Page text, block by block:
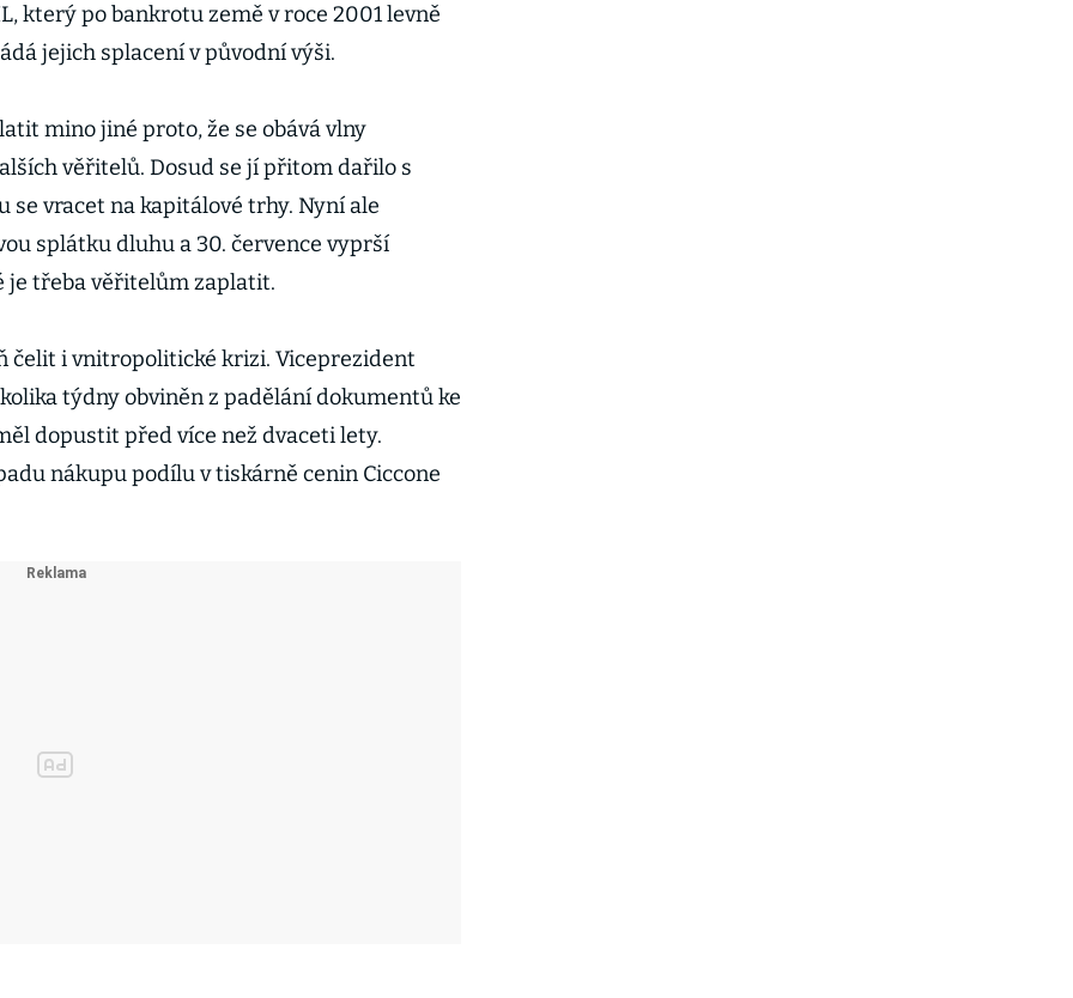
který po bankrotu země v roce 2001 levně
jejich splacení v původní výši.
mino jiné proto, že se obává vlny
věřitelů. Dosud se jí přitom dařilo s
vracet na kapitálové trhy. Nyní ale
splátku dluhu a 30. července vyprší
je třeba věřitelům zaplatit.
čelit i vnitropolitické krizi. Viceprezident
týdny obviněn z padělání dokumentů ke
dopustit před více než dvaceti lety.
nákupu podílu v tiskárně cenin Ciccone